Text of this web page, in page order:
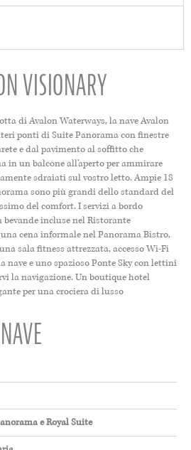
VISIONARY
di Avalon Waterways, la nave Avalon
ponti di Suite Panorama con finestre
e dal pavimento al soffitto che
in un balcone all’aperto per ammirare
sdraiati sul vostro letto. Ampie 18
sono più grandi dello standard del
del comfort. I servizi a bordo
bevande incluse nel Ristorante
cena informale nel Panorama Bistro,
sala fitness attrezzata, accesso Wi-Fi
nave e uno spazioso Ponte Sky con lettini
la navigazione. Un boutique hotel
per una crociera di lusso
e Royal Suite